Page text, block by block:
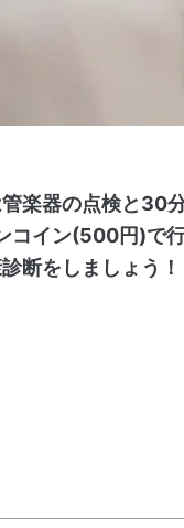
楽器の点検と30
コイン(500円)で行
断をしましょう！